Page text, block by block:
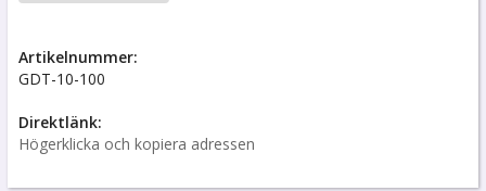
Artikelnummer:
GDT-10-100
Direktlänk:
Högerklicka och kopiera adressen